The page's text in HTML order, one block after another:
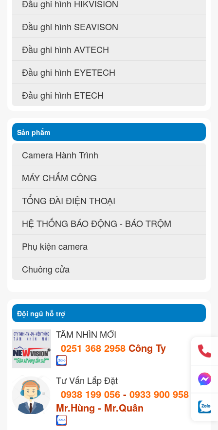
Đầu ghi hình HIKVISION
Đầu ghi hình SEAVISON
Đầu ghi hình AVTECH
Đầu ghi hình EYETECH
Đầu ghi hình ETECH
Sản phẩm
Camera Hành Trình
MÁY CHẤM CÔNG
TỔNG ĐÀI ĐIỆN THOẠI
HỆ THỐNG BÁO ĐỘNG - BÁO TRỘM
Phụ kiện camera
Chuông cửa
Đội ngũ hỗ trợ
TẦM NHÌN MỚI
0251 368 2958 Công Ty
Tư Vấn Lắp Đặt
0938 199 056 - 0933 900 958
Mr.Hùng - Mr.Quân